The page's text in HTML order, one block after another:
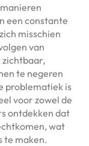
een constante
misschien
van
te negeren
problematiek is
voor zowel de
ontdekken dat
wat
te maken.